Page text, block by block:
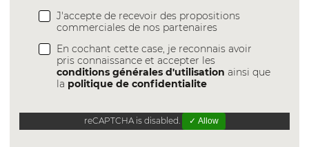
J'accepte de recevoir des propositions
commerciales de nos partenaires
En cochant cette case, je reconnais avoir
pris connaissance et accepter les
conditions générales d'utilisation ainsi que
la politique de confidentialite
reCAPTCHA is disabled. ✓ Allow